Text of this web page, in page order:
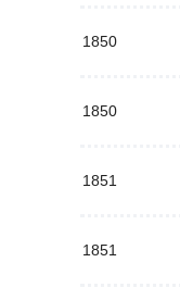
1850
1850
1851
1851